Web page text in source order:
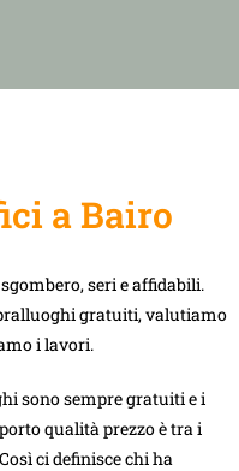
a Bairo
seri e affidabili.
gratuiti, valutiamo
i lavori.
sono sempre gratuiti e i
qualità prezzo è tra i
ci definisce chi ha